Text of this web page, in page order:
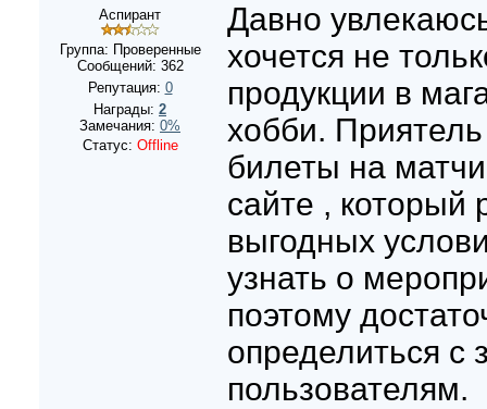
Аспирант
Группа: Проверенные
Сообщений: 362
Репутация: 0
Награды: 2
Замечания: 0%
Статус: Offline
Давно
хочется не
продукции в
хобби. Приятель
билеты на
сайте , который
выгодных
узнать о
поэтому
определиться с
пользователям.